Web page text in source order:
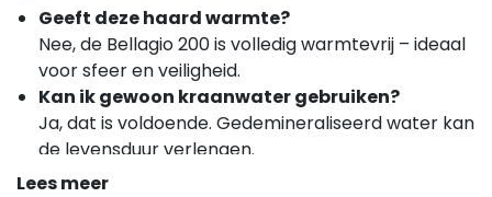
Geeft deze haard warmte?
Nee, de Bellagio 200 is volledig warmtevrij – ideaal
voor sfeer en veiligheid.
Kan ik gewoon kraanwater gebruiken?
Ja, dat is voldoende. Gedemineraliseerd water kan
de levensduur verlengen.
Is de installatie ingewikkeld?
Lees meer